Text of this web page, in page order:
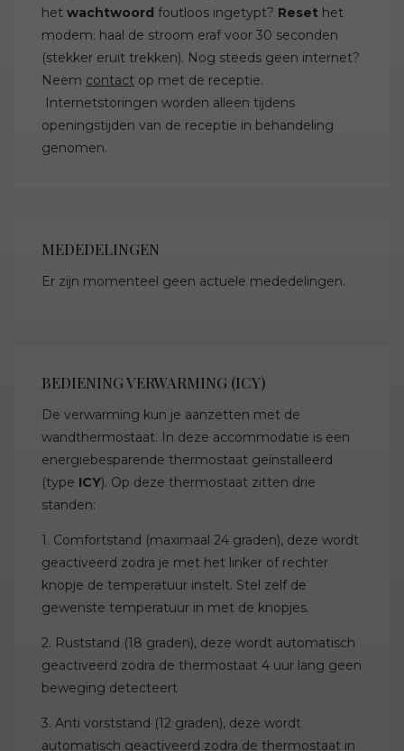
het wachtwoord foutloos ingetypt? Reset het
modem: haal de stroom eraf voor 30 seconden
(stekker eruit trekken). Nog steeds geen internet?
Neem contact op met de receptie.
Internetstoringen worden alleen tijdens
openingstijden van de receptie in behandeling
genomen.
MEDEDELINGEN
Er zijn momenteel geen actuele mededelingen.
BEDIENING VERWARMING (ICY)
De verwarming kun je aanzetten met de
wandthermostaat. In deze accommodatie is een
energiebesparende thermostaat geïnstalleerd
(type ICY). Op deze thermostaat zitten drie
standen:
1. Comfortstand (maximaal 24 graden), deze wordt
geactiveerd zodra je met het linker of rechter
knopje de temperatuur instelt. Stel zelf de
gewenste temperatuur in met de knopjes.
2. Ruststand (18 graden), deze wordt automatisch
geactiveerd zodra de thermostaat 4 uur lang geen
beweging detecteert
3. Anti vorststand (12 graden), deze wordt
automatisch geactiveerd zodra de thermostaat in